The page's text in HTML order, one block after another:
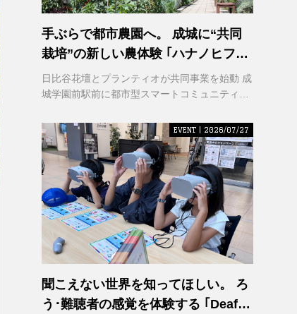
手ぶらで都市農園へ。 成城に“共同
栽培”の新しい農体験 ｢ハナノヒファ
ーム｣ が誕生
日比谷花壇とプランティオが共同事業を始動 成
城学園前駅前に都市型スマートコミュニティ農
EVENT | 2026/07/27
聞こえない世界を知ってほしい。 ろ
う･難聴者の感覚を体験する ｢Deaf